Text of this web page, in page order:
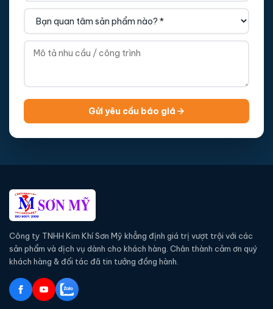
Gửi yêu cầu báo giá
Công ty TNHH Kim Khí Sơn Mỹ khẳng định giá trị vượt trội với các
sản phẩm và dịch vụ dành cho khách hàng. Chân thành cảm ơn quý
khách hàng & đối tác đã tin tưởng đồng hành.